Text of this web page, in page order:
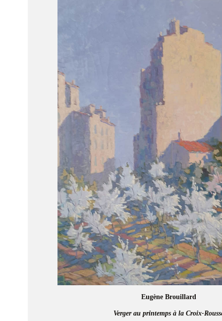
Eugène Brouillard
Verger au printemps à la Croix-